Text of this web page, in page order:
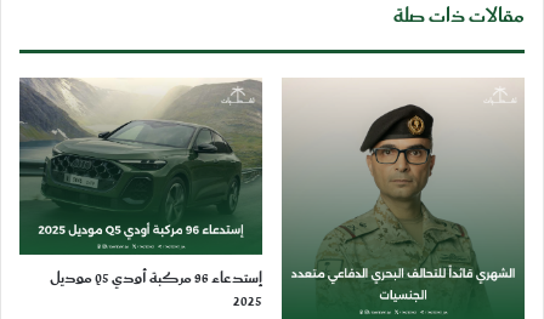
مقالات ذات صلة
إستدعاء 96 مركبة أودي Q5 موديل
2025